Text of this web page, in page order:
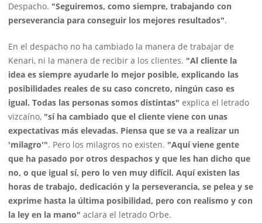
Despacho. "Seguiremos, como siempre, trabajando con
perseverancia para conseguir los mejores resultados".
En el despacho no ha cambiado la manera de trabajar de
Kenari, ni la manera de recibir a los clientes. "Al cliente la
idea es siempre ayudarle lo mejor posible, explicando las
posibilidades reales de su caso concreto, ningún caso es
igual. Todas las personas somos distintas" explica el letrado
vizcaíno, "sí ha cambiado que el cliente viene con unas
expectativas más elevadas. Piensa que se va a realizar un
'milagro'". Pero los milagros no existen. "Aquí viene gente
que ha pasado por otros despachos y que les han dicho que
no, o que igual sí, pero lo ven muy difícil. Aquí existen las
horas de trabajo, dedicación y la perseverancia, se pelea y se
exprime hasta la última posibilidad, pero con realismo y con
la ley en la mano" aclara el letrado Orbe.